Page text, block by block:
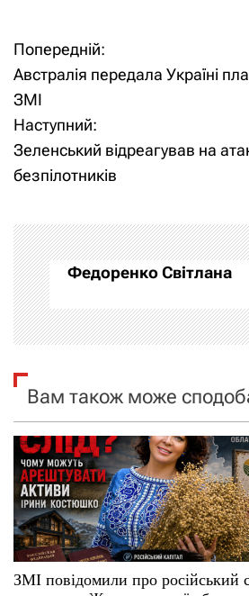
Н
а
в
і
а
ц
і
а
п
и
с
Попередній:
Австралія передала Україні
ЗМІ
Наступний:
Зеленський відреагував на
безпілотників
Федоренко Світлана
Вам також може
ЗМІ повідомили про російський